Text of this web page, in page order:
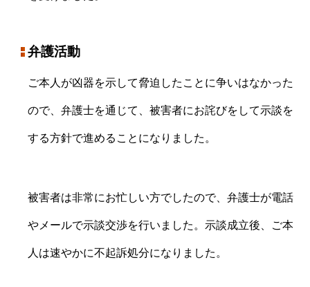
弁護活動
ご本人が凶器を示して脅迫したことに争いはなかった
ので、弁護士を通じて、被害者にお詫びをして示談を
する方針で進めることになりました。
被害者は非常にお忙しい方でしたので、弁護士が電話
やメールで示談交渉を行いました。 示談成立後、ご本
人は速やかに不起訴処分になりました。